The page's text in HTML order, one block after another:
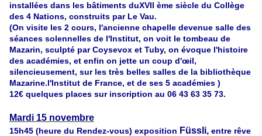
installées dans les bâtiments duXVII ème siècle du Collège
des 4 Nations, construits par Le Vau.
(On visite les 2 cours, l'ancienne chapelle devenue salle des
séances solennelles de l'Institut, on voit le tombeau de
Mazarin, sculpté par Coysevox et Tuby, on évoque l'histoire
des académies, et enfin on jette un coup d'œil,
silencieusement, sur les très belles salles de la bibliothèque
Mazarine.l'Institut de France, et de ses 5 académies )
12€ quelques places sur inscription au 06 43 63 35 73.
Mardi 15 novembre
15h45 (heure du Rendez-vous) exposition Füssli, entre rêve